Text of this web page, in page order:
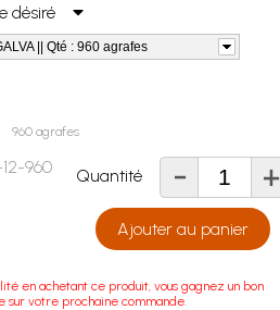
désiré
|| Qté : 960 agrafes
960 agrafes
960 Quantité - +
Ajouter au panier
en achetant ce produit, vous gagnez un bon
sur votre prochaine commande.